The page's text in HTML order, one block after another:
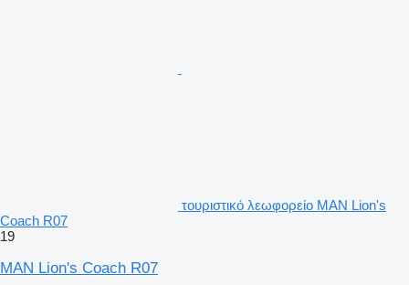
τουριστικό λεωφορείο MAN Lion's
Coach R07
19
MAN Lion's Coach R07